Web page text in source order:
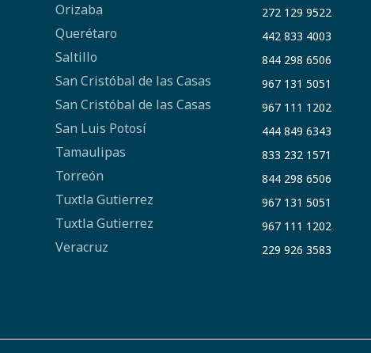
Orizaba 272 129 9522
Querétaro 442 833 4003
Saltillo 844 298 6506
San Cristóbal de las Casas 967 131 5051
San Cristóbal de las Casas 967 111 1202
San Luis Potosí 444 849 6343
Tamaulipas 833 232 1571
Torreón 844 298 6506
Tuxtla Gutierrez 967 131 5051
Tuxtla Gutierrez 967 111 1202
Veracruz 229 926 3583